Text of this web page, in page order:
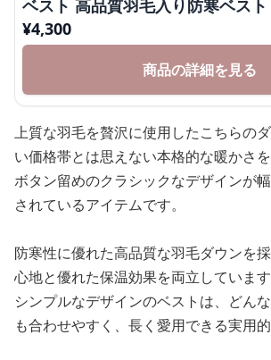
ベスト 高品質羽毛入り防寒ベスト
¥4,300
商品の詳細を見る
上質な羽毛を贅沢に使用したこちらの
い価格帯とは思えない本格的な暖かさを
ボタン留めのクラシックなデザインが
されているアイテムです。
防寒性に優れた高品質な羽毛ダウンを
心地と優れた保温効果を両立しています
シンプルなデザインのベストは、どん
も合わせやすく、長く愛用できる実用的